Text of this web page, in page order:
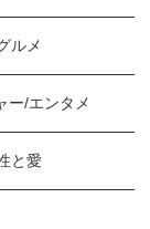
ルメ
ー/エンタメ
と愛